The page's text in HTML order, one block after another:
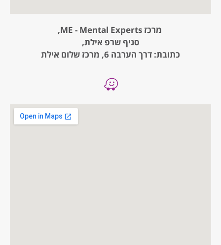
מרכז ME - Mental Experts,
סניף שרפ אילת,
כתובת: דרך הערבה 6, מרכז שלום אילת